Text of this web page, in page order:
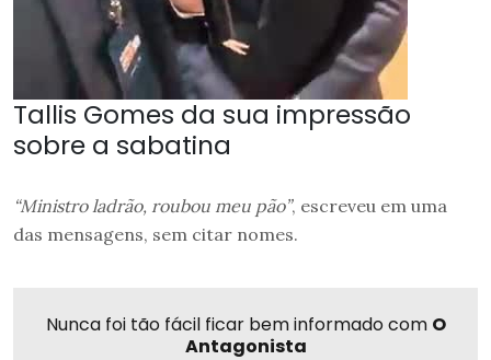
Tallis Gomes da sua impressão
sobre a sabatina
“Ministro ladrão, roubou meu pão”, escreveu em uma
das mensagens, sem citar nomes.
Nunca foi tão fácil ficar bem informado com O
Antagonista